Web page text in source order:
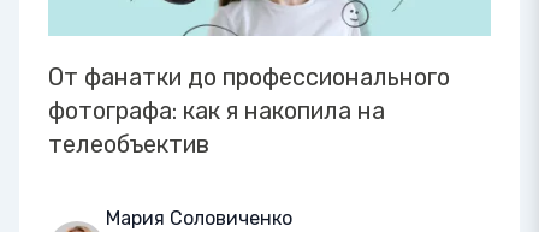
От фанатки до профессионального
фотографа: как я накопила на
телеобъектив
Мария Соловиченко